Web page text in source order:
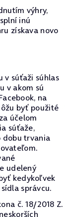
výhry,
inú
získava novo
v súťaži súhlas
v akom sú
na
byť použité
účelom
súťaže,
dobu trvania
udelený
kedykoľvek
správcu.
č. 18/2018 Z.